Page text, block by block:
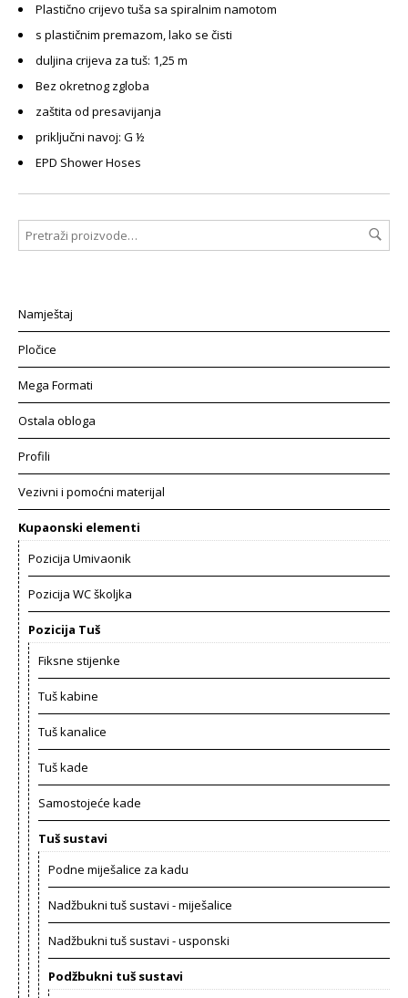
Plastično crijevo tuša sa spiralnim namotom
s plastičnim premazom, lako se čisti
duljina crijeva za tuš: 1,25 m
Bez okretnog zgloba
zaštita od presavijanja
priključni navoj: G ½
EPD Shower Hoses
Namještaj
Pločice
Mega Formati
Ostala obloga
Profili
Vezivni i pomoćni materijal
Kupaonski elementi
Pozicija Umivaonik
Pozicija WC školjka
Pozicija Tuš
Fiksne stijenke
Tuš kabine
Tuš kanalice
Tuš kade
Samostojeće kade
Tuš sustavi
Podne miješalice za kadu
Nadžbukni tuš sustavi - miješalice
Nadžbukni tuš sustavi - usponski
Podžbukni tuš sustavi